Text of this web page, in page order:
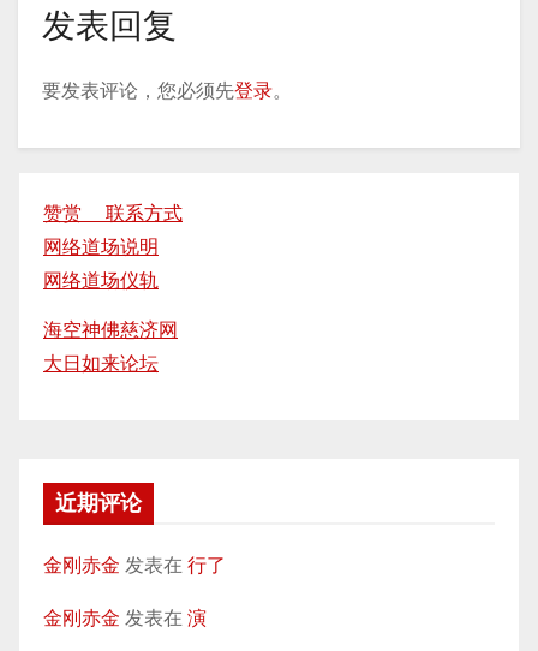
发表回复
要发表评论，您必须先登录。
赞赏 联系方式
网络道场说明
网络道场仪轨
海空神佛慈济网
大日如来论坛
近期评论
金刚赤金 发表在 行了
金刚赤金 发表在 演